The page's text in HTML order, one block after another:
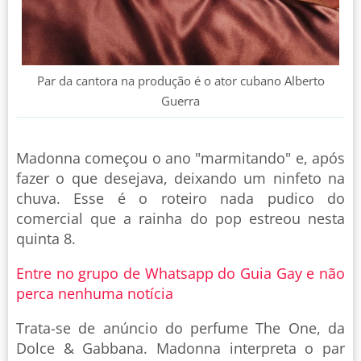
Par da cantora na produção é o ator cubano Alberto
Guerra
Madonna começou o ano "marmitando" e, após
fazer o que desejava, deixando um ninfeto na
chuva. Esse é o roteiro nada pudico do
comercial que a rainha do pop estreou nesta
quinta 8.
Entre no grupo de Whatsapp do Guia Gay e não
perca nenhuma notícia
Trata-se de anúncio do perfume The One, da
Dolce & Gabbana. Madonna interpreta o par